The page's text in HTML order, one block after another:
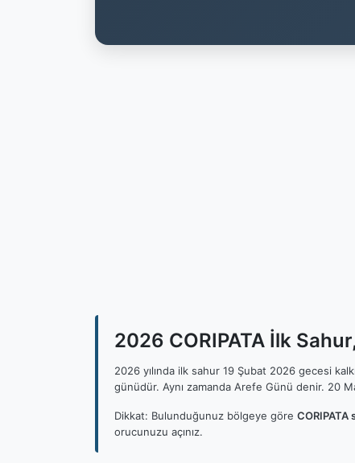
2026 CORIPATA İlk
2026 yılında ilk sahur 19 Şubat 2026 gecesi
günüdür. Aynı zamanda Arefe Günü denir. 20
Dikkat: Bulunduğunuz bölgeye göre CORIPATA
orucunuzu açınız.